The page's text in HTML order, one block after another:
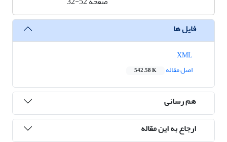
فایل ها
اصل مقاله
542.58 K
هم رسانی
ارجاع به این مقاله